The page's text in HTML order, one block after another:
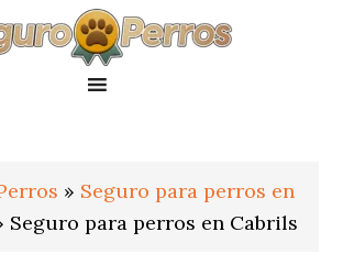
» Seguro para perros en
Seguro para perros en Cabrils